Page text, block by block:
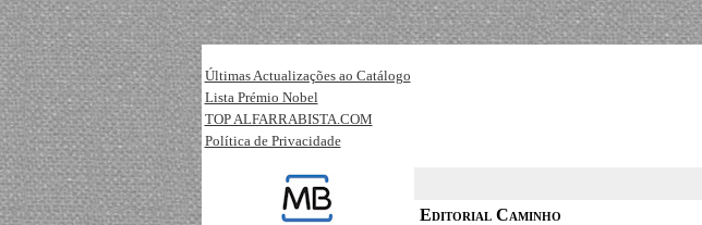
Últimas Actualizações ao Catálogo
Lista Prémio Nobel
TOP ALFARRABISTA.COM
Política de Privacidade
Editorial Caminho